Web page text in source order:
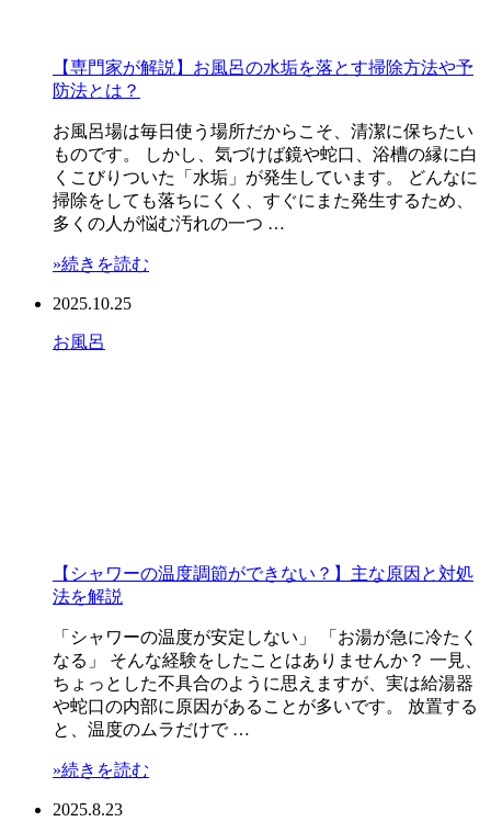
【専門家が解説】お風呂の水垢を落とす掃除方法や予
防法とは？
お風呂場は毎日使う場所だからこそ、清潔に保ちたい
ものです。 しかし、気づけば鏡や蛇口、浴槽の縁に白
くこびりついた「水垢」が発生しています。 どんなに
掃除をしても落ちにくく、すぐにまた発生するため、
多くの人が悩む汚れの一つ …
»続きを読む
2025.10.25
お風呂
【シャワーの温度調節ができない？】主な原因と対処
法を解説
「シャワーの温度が安定しない」 「お湯が急に冷たく
なる」 そんな経験をしたことはありませんか？ 一見、
ちょっとした不具合のように思えますが、実は給湯器
や蛇口の内部に原因があることが多いです。 放置する
と、温度のムラだけで …
»続きを読む
2025.8.23